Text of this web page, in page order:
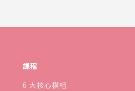
課程
6 大核心模組